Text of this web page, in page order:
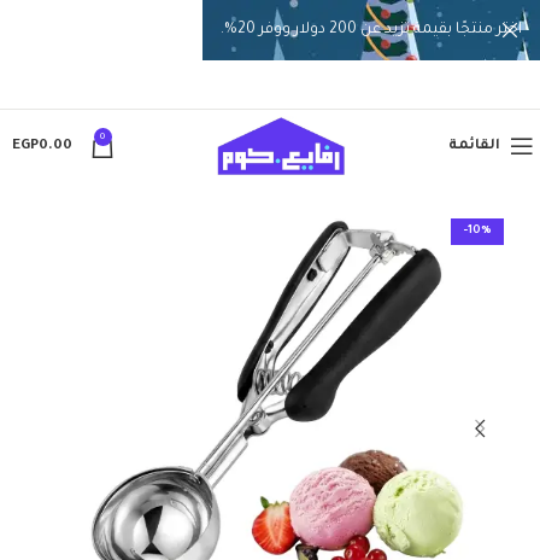
القائمة
0
EGP0.00
-10%
اختر منتجًا بقيمة تزيد عن 200 دولار ووفر 20%.